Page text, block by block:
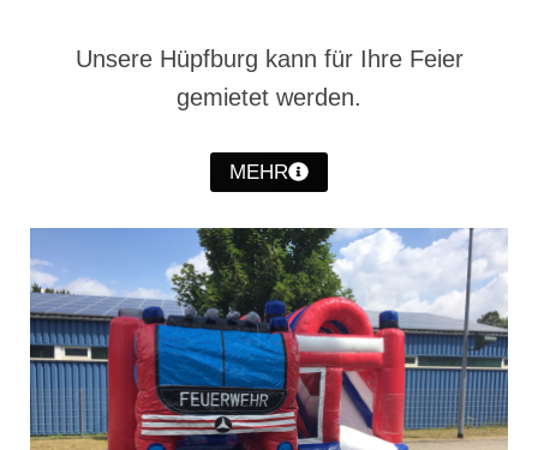
Unsere Hüpfburg kann für Ihre Feier
gemietet werden.
MEHR